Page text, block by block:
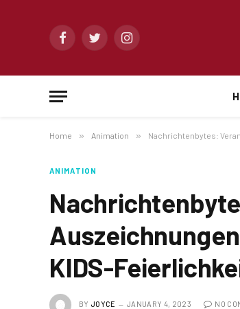
FacebookTwitterInstagram
Home » Animation » Nachrichtenbytes:
ANIMATION
KIDS-
BY JOYCE JANUARY 4, 2023 NO